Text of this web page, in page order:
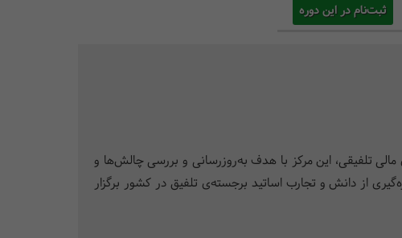
ثبت‌نام در این دوره
تلفیقی، این مرکز با هدف به‌روزرسانی و بررسی چالش‌ها و
از دانش و تجارب اساتید برجسته‌ی تلفیق در کشور برگزار